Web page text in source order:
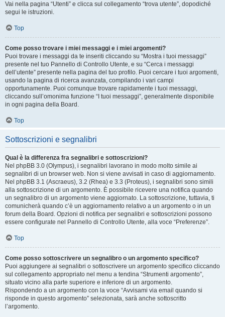
Vai nella pagina “Utenti” e clicca sul collegamento “trova utente”, dopodiché
segui le istruzioni.
Top
Come posso trovare i miei messaggi e i miei argomenti?
Puoi trovare i messaggi da te inseriti cliccando su “Mostra i tuoi messaggi”
presente nel tuo Pannello di Controllo Utente, e su “Cerca i messaggi
dell’utente” presente nella pagina del tuo profilo. Puoi cercare i tuoi argomenti,
usando la pagina di ricerca avanzata, compilando i vari campi
opportunamente. Puoi comunque trovare rapidamente i tuoi messaggi,
cliccando sull’omonima funzione “I tuoi messaggi”, generalmente disponibile
in ogni pagina della Board.
Top
Sottoscrizioni e segnalibri
Qual è la differenza fra segnalibri e sottoscrizioni?
Nel phpBB 3.0 (Olympus), i segnalibri lavorano in modo molto simile ai
segnalibri di un browser web. Non si viene avvisati in caso di aggiornamento.
Nel phpBB 3.1 (Ascraeus), 3.2 (Rhea) e 3.3 (Proteus), i segnalibri sono simili
alla sottoscrizione di un argomento. È possibile ricevere una notifica quando
un segnalibro di un argomento viene aggiornato. La sottoscrizione, tuttavia, ti
comunicherà quando c’è un aggiornamento relativo a un argomento o in un
forum della Board. Opzioni di notifica per segnalibri e sottoscrizioni possono
essere configurate nel Pannello di Controllo Utente, alla voce “Preferenze”.
Top
Come posso sottoscrivere un segnalibro o un argomento specifico?
Puoi aggiungere ai segnalibri o sottoscrivere un argomento specifico cliccando
sul collegamento appropriato nel menu a tendina “Strumenti argomento”,
situato vicino alla parte superiore e inferiore di un argomento.
Rispondendo a un argomento con la voce “Avvisami via email quando si
risponde in questo argomento” selezionata, sarà anche sottoscritto
l’argomento.